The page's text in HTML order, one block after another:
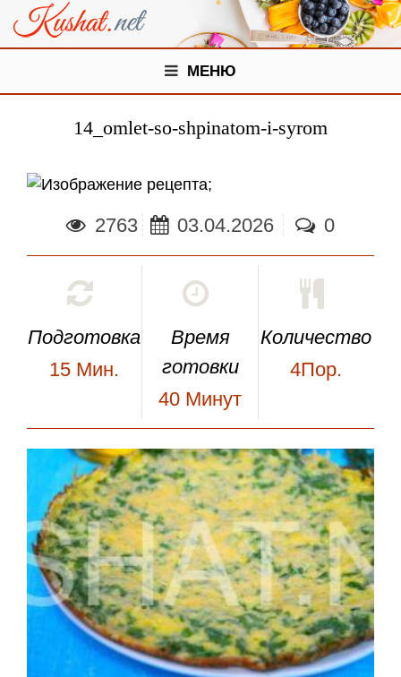
МЕНЮ
14_omlet-so-shpinatom-i-syrom
;
2763 03.04.2026 0
Подготовка
15 Мин.
Время
готовки
40 Минут
Количество
4Пор.